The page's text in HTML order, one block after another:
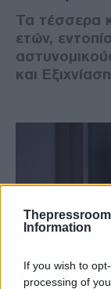
Information
If you wish to
processing of
Τα τέσσερα
ετών,
και